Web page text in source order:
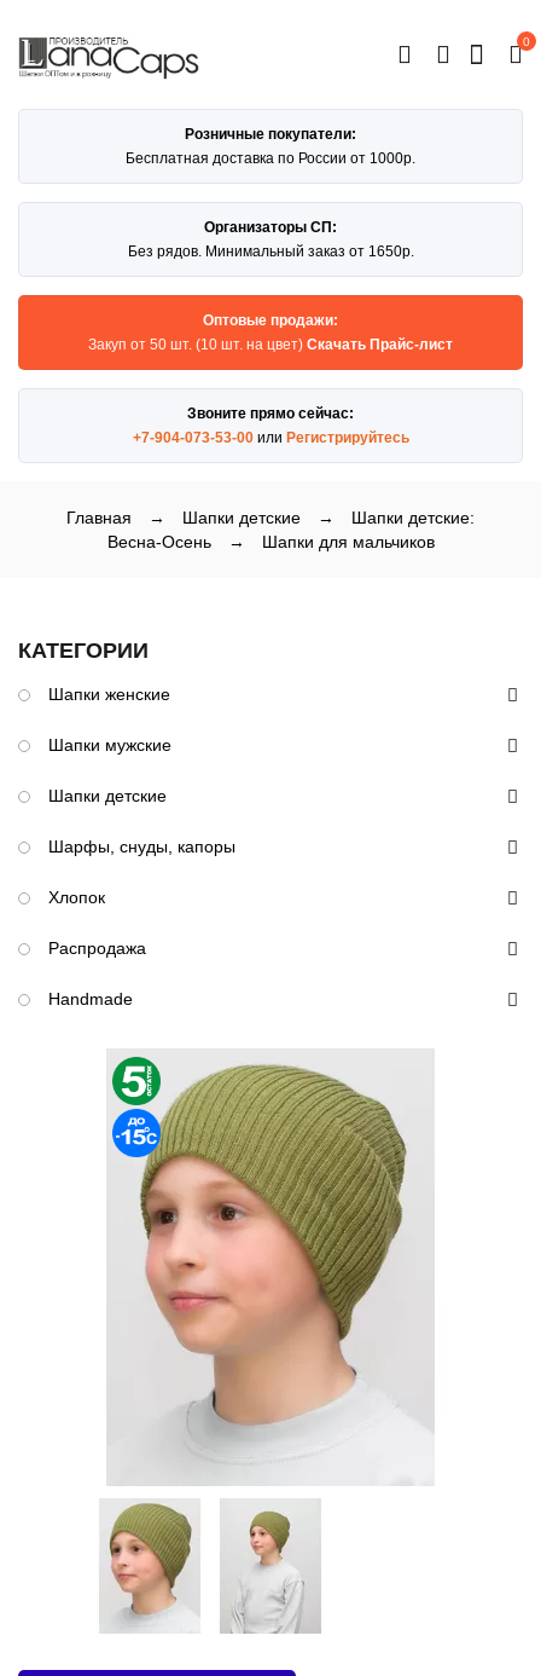
0
КАТАЛОГ
Розничные покупатели:
Бесплатная доставка по России от 1000р.
Организаторы СП:
Без рядов. Минимальный заказ от 1650р.
Оптовые продажи:
Закуп от 50 шт. (10 шт. на цвет) Скачать Прайс-лист
Звоните прямо сейчас:
+7-904-073-53-00или Регистрируйтесь
Главная → Шапки детские →
Шапки детские:
Весна-Осень
→ Шапки для мальчиков
КАТЕГОРИИ
Шапки женские
Шапки мужские
Шапки детские
Шарфы, снуды, капоры
Хлопок
Распродажа
Handmade